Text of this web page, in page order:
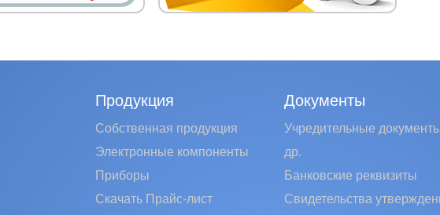
Продукция
Собственная продукция
Электронные компоненты
Приборы
Скачать Прайс-лист
Документы
Учредительные
др.
Банковские реквизиты
Свидетельства